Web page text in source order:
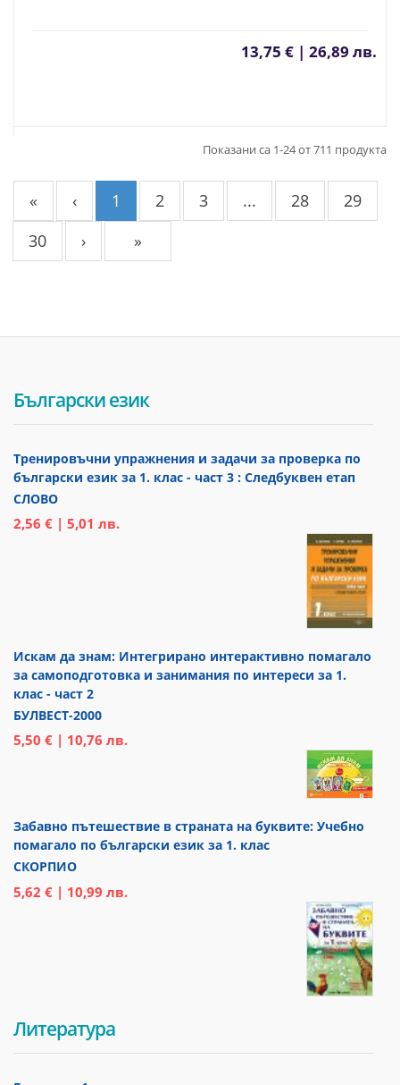
13,75 € | 26,89 лв.
Показани са 1-24 от 711 продукта
« ‹ 1 2 3 ... 28
29
30
› »
Български език
Тренировъчни упражнения и задачи за проверка по
български език за 1. клас - част 3 : Следбуквен етап
СЛОВО
2,56 € | 5,01 лв.
Искам да знам: Интегрирано интерактивно помагало
за самоподготовка и занимания по интереси за 1.
клас - част 2
БУЛВЕСТ-2000
5,50 € | 10,76 лв.
Забавно пътешествие в страната на буквите: Учебно
помагало по български език за 1. клас
СКОРПИО
5,62 € | 10,99 лв.
Литература